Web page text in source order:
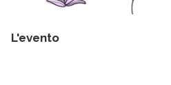
L'evento